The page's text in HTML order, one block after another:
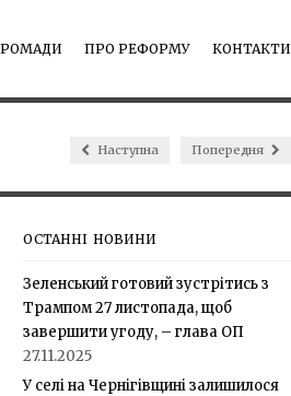
ПРО РЕФОРМУ КОНТАКТИ
Наступна Попередня
ОСТАННІ НОВИНИ
Зеленський готовий зустрітись з
Трампом 27 листопада, щоб
завершити угоду, – глава ОП
27.11.2025
У селі на Чернігівщині залишилося